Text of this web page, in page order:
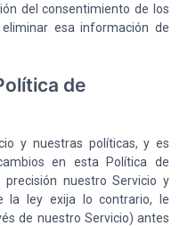
del consentimiento de los
esa información de
de
y nuestras políticas, y es
en esta Política de
nuestro Servicio y
la ley exija lo contrario, le
de nuestro Servicio) antes